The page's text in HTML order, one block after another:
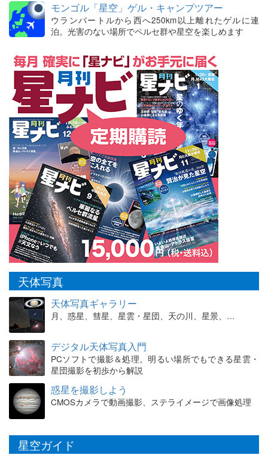
モンゴル「星空」ゲル・キャンプツアー
ウランバートルから西へ250km以上離れたゲルに連
泊。光害のない場所でペルセ群や星空を楽しめます
天体写真
天体写真ギャラリー
月、惑星、彗星、星雲・星団、天の川、星景、…
デジタル天体写真入門
PCソフトで撮影＆処理。明るい場所でもできる星雲・
星団撮影を初歩から解説
惑星を撮影しよう
CMOSカメラで動画撮影、ステライメージで画像処理
星空ガイド